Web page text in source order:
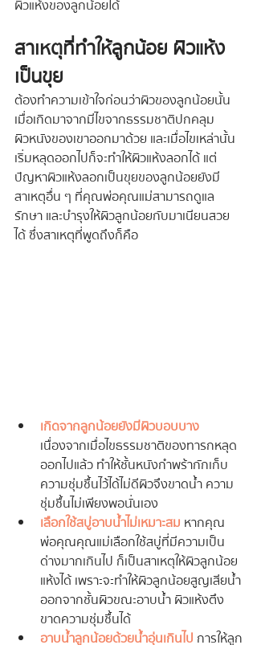
ผิวแห้งของลูกน้อยได้
สาเหตุที่ทำให้ลูกน้อย ผิวแห้ง
เป็นขุย
ต้องทำความเข้าใจก่อนว่าผิวของลูกน้อยนั้น
เมื่อเกิดมาจากมีไขจากธรรมชาติปกคลุม
ผิวหนังของเขาออกมาด้วย และเมื่อไขเหล่านั้น
เริ่มหลุดออกไปก็จะทำให้ผิวแห้งลอกได้ แต่
ปัญหาผิวแห้งลอกเป็นขุยของลูกน้อยยังมี
สาเหตุอื่น ๆ ที่คุณพ่อคุณแม่สามารถดูแล
รักษา และบำรุงให้ผิวลูกน้อยกับมาเนียนสวย
ได้ ซึ่งสาเหตุที่พูดถึงก็คือ
เกิดจากลูกน้อยยังมีผิวบอบบาง
เนื่องจากเมื่อไขธรรมชาติของทารกหลุด
ออกไปแล้ว ทำให้ชั้นหนังกำพร้ากักเก็บ
ความชุ่มชื้นไว้ได้ไม่ดีผิวจึงขาดน้ำ ความ
ชุ่มชื้นไม่เพียงพอนั่นเอง
เลือกใช้สบู่อาบน้ำไม่เหมาะสม หากคุณ
พ่อคุณคุณแม่เลือกใช้สบู่ที่มีความเป็น
ด่างมากเกินไป ก็เป็นสาเหตุให้ผิวลูกน้อย
แห้งได้ เพราะจะทำให้ผิวลูกน้อยสูญเสียน้ำ
ออกจากชั้นผิวขณะอาบน้ำ ผิวแห้งตึง
ขาดความชุ่มชื้นได้
อาบน้ำลูกน้อยด้วยน้ำอุ่นเกินไป การให้ลูก